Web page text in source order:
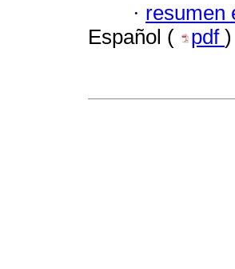
· resumen
Español (
pdf )